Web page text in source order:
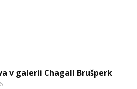
v galerii Chagall Brušperk